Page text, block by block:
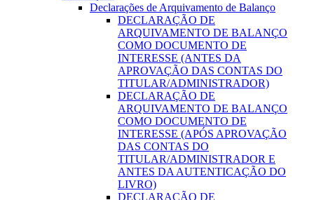
Declarações de Arquivamento de Balanço
DECLARAÇÃO DE
ARQUIVAMENTO DE BALANÇO
COMO DOCUMENTO DE
INTERESSE (ANTES DA
APROVAÇÃO DAS CONTAS DO
TITULAR/ADMINISTRADOR)
DECLARAÇÃO DE
ARQUIVAMENTO DE BALANÇO
COMO DOCUMENTO DE
INTERESSE (APÓS APROVAÇÃO
DAS CONTAS DO
TITULAR/ADMINISTRADOR E
ANTES DA AUTENTICAÇÃO DO
LIVRO)
DECLARAÇÃO DE